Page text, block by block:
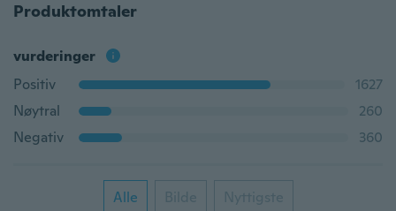
Produktomtaler
vurderinger
Positiv
1627
Nøytral
260
Negativ
360
Alle Bilde Nyttigste